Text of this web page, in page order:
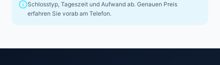
Schlosstyp, Tageszeit und Aufwand ab. Genauen Preis
erfahren Sie vorab am Telefon.